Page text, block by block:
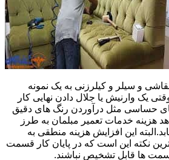
نقاشی و سیلر و کیلرزنی به یک نمونه
یک وارنیش یا جلال دادن نهایی کار
حساسی مثل درآوردن رنگ های دقیق
هزینه خدمات تعمیر مبلمان به طرز
این افزایش هزینه منطقی به
نکته این است که در پایان کار قسمت
ها قابل تشخیص نباشند.